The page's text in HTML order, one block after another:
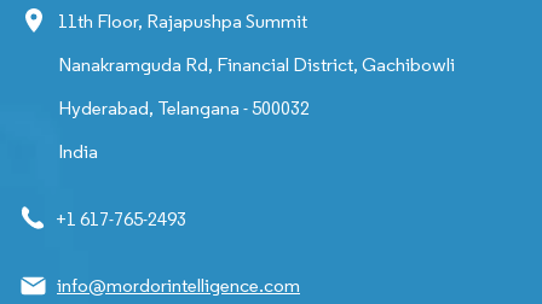
11th Floor, Rajapushpa Summit
Nanakramguda Rd, Financial District, Gachibowli
Hyderabad, Telangana - 500032
India
+1 617-765-2493
info@mordorintelligence.com